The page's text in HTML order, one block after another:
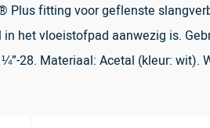
Plus fitting voor geflenste
het vloeistofpad aanwezig is.
28. Materiaal: Acetal (kleur: wit).